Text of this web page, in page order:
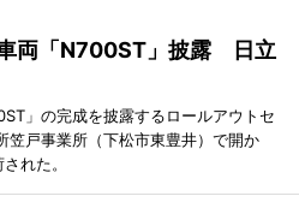
両「N700ST」披露 日立
」の完成を披露するロールアウトセ
笠戸事業所（下松市東豊井）で開か
れた。